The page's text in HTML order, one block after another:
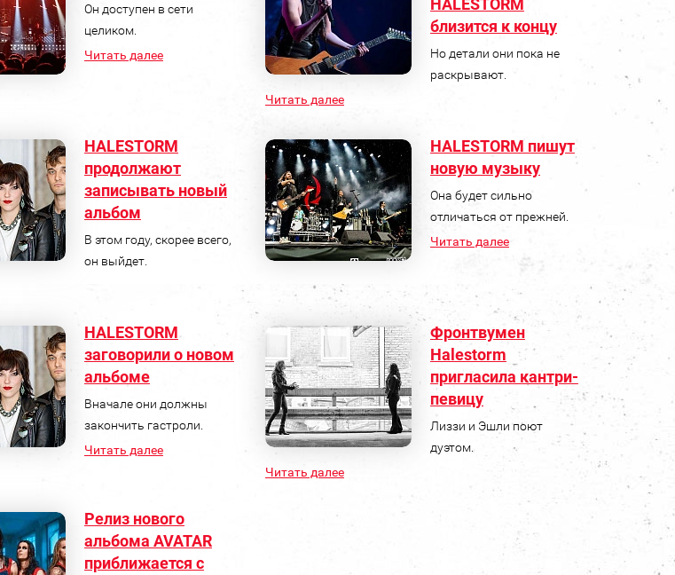
Он доступен в сети
целиком.
Читать далее
HALESTORM
близится к концу
Но детали они пока не
раскрывают.
Читать далее
HALESTORM
продолжают
записывать новый
альбом
В этом году, скорее всего,
он выйдет.
HALESTORM пишут
новую музыку
Она будет сильно
отличаться от прежней.
Читать далее
HALESTORM
заговорили о новом
альбоме
Вначале они должны
закончить гастроли.
Читать далее
Фронтвумен
Halestorm
пригласила кантри-
певицу
Лиззи и Эшли поют
дуэтом.
Читать далее
Релиз нового
альбома AVATAR
приближается с